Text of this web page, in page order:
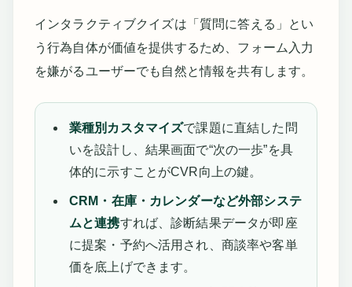
インタラクティブクイズは「質問に答える」とい
う行為自体が価値を提供するため、フォーム入力
を嫌がるユーザーでも自然と情報を共有します。
業種別カスタマイズで課題に直結した問
いを設計し、結果画面で“次の一歩”を具
体的に示すことがCVR向上の鍵。
CRM・在庫・カレンダーなど外部システ
ムと連携すれば、診断結果データが即座
に提案・予約へ活用され、商談率や客単
価を底上げできます。